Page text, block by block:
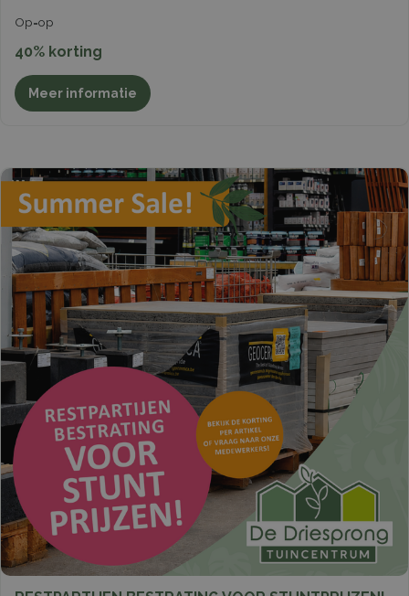
Op=op
40% korting
Meer informatie